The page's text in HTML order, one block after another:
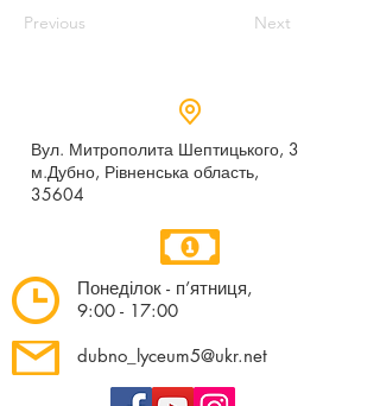
Previous Next
Вул. Митрополита Шептицького, 3
м.Дубно, Рівненська область,
35604
Понеділок - п’ятниця,
9:00 - 17:00
dubno_lyceum5@ukr.net